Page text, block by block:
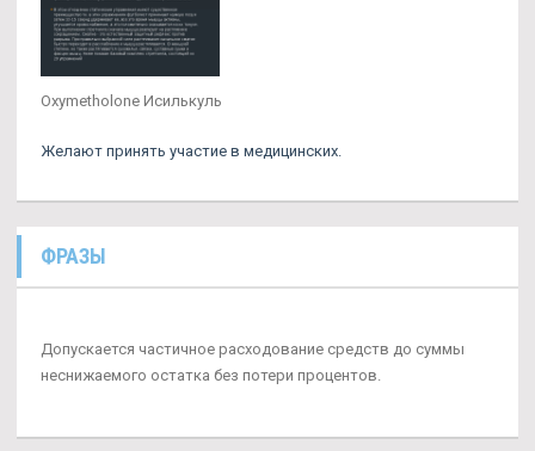
Oxymetholone Исилькуль
Желают принять участие в медицинских.
ФРАЗЫ
Допускается частичное расходование средств до суммы
неснижаемого остатка без потери процентов.